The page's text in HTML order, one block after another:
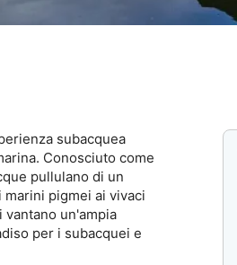
subacquea
Conosciuto come
pullulano di un
pigmei ai vivaci
un'ampia
per i subacquei e